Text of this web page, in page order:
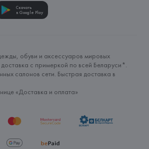
Скачать
в Google Play
обуви и аксессуаров мировых
с примеркой по всей Беларуси*.
салонов сети. Быстрая доставка в
«Доставка и оплата»